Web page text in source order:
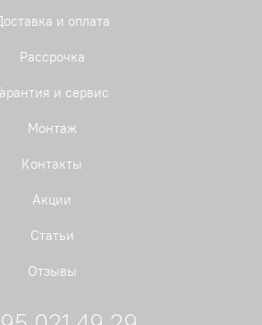
и оплата
Рассрочка
и сервис
Монтаж
Контакты
Акции
Статьи
Отзывы